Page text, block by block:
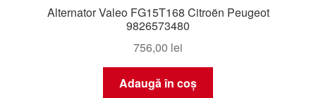
Alternator Valeo FG15T168 Citroën Peugeot
9826573480
756,00 lei
Adaugă în coș